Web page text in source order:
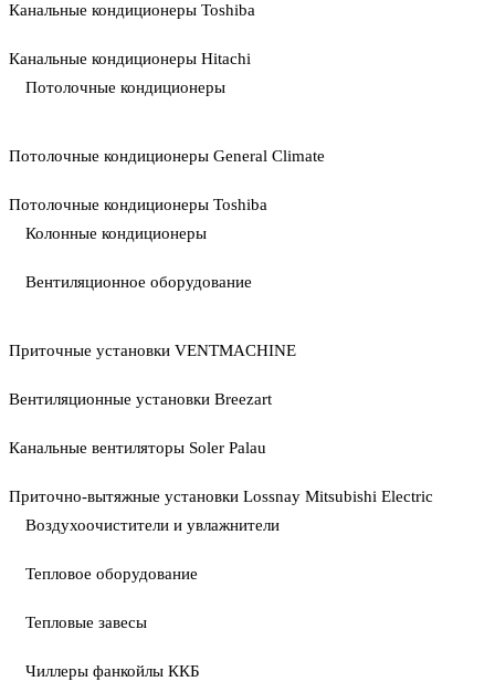
Канальные кондиционеры Toshiba
Канальные кондиционеры Hitachi
Потолочные кондиционеры
Потолочные кондиционеры General Climate
Потолочные кондиционеры Toshiba
Колонные кондиционеры
Вентиляционное оборудование
Приточные установки VENTMACHINE
Вентиляционные установки Breezart
Канальные вентиляторы Soler Palau
Приточно-вытяжные установки Lossnay Mitsubishi Electric
Воздухоочистители и увлажнители
Тепловое оборудование
Тепловые завесы
Чиллеры фанкойлы ККБ